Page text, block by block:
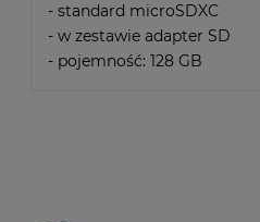
- standard microSDXC
- w zestawie adapter SD
- pojemność: 128 GB